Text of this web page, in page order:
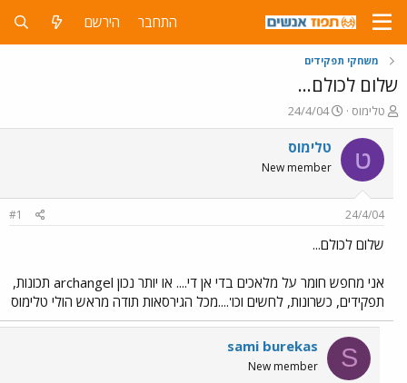
התחבר הירשם
משחקי תפקידים
שלום לכולם...
פ
ו
ת
ח
ה
ש
א
טלימוס
פ
ו
ר
ם
ר
24/4/04
ט טלימוס
New member
24/4/04
#1
שלום לכולם...
אני מחפש חומר על מלאכים בדי אן די.... או יותר נכון archangel תכונות,
תפקידים, כשרונות, לחשים וכו'....מכל הגירסאות תודה מראש הולי טלימוס
S
sami burekas
New member